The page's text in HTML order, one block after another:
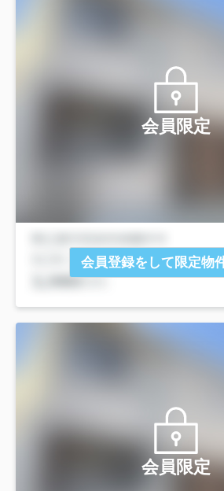
会員限定
会員登録をして限定物
会員限定